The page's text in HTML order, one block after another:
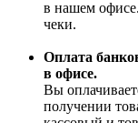
в нашем
чеки.
Оплата
в офисе.
Вы
получении